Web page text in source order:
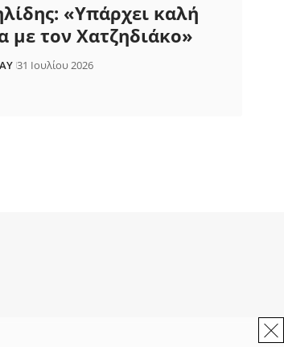
«Υπάρχει καλή
με τον Χατζηδιάκο»
31 Ιουλίου 2026